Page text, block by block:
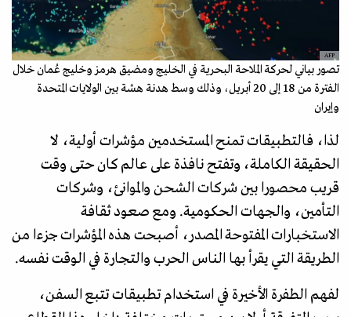
AFP
تصور بياني لحركة الملاحة البحرية في الخليج ومضيق هرمز وخليج عُمان خلال
الفترة من 18 إلى 20 أبريل، وذلك وسط هدنة هشة بين الولايات المتحدة
وإيران
لذا، فالتطبيقات تمنح المستخدمين مؤشرات أولية، لا
الحقيقة الكاملة، وتفتح نافذة على عالم كان حتى وقت
قريب محصورا بين شركات الشحن والموانئ، وشركات
التأمين، والجهات الحكومية. ومع صعود ثقافة
الاستخبارات المفتوحة المصدر، أصبحت هذه المؤشرات جزءا من
الطريقة التي يقرأ بها الناس الحرب والتجارة في الوقت نفسه.
لفهم الطفرة الأخيرة في استخدام تطبيقات تتبع السفن،